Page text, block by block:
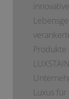
Produkte
Luxus